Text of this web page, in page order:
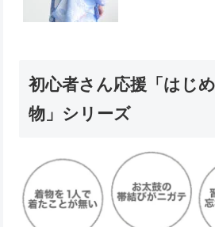
初心者さん応援「はじ
物」シリーズ